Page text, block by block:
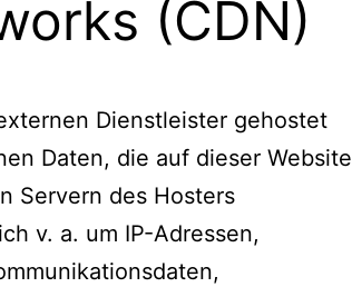
(CDN)
Dienstleister gehostet
Daten, die auf dieser Website
Servern des Hosters
v. a. um IP-Adressen,